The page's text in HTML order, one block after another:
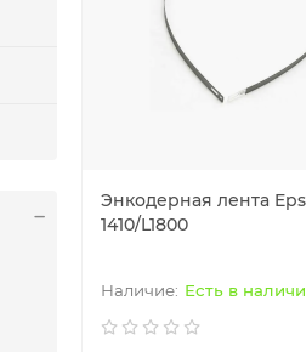
Энкодерная лента
1410/L1800
Есть в